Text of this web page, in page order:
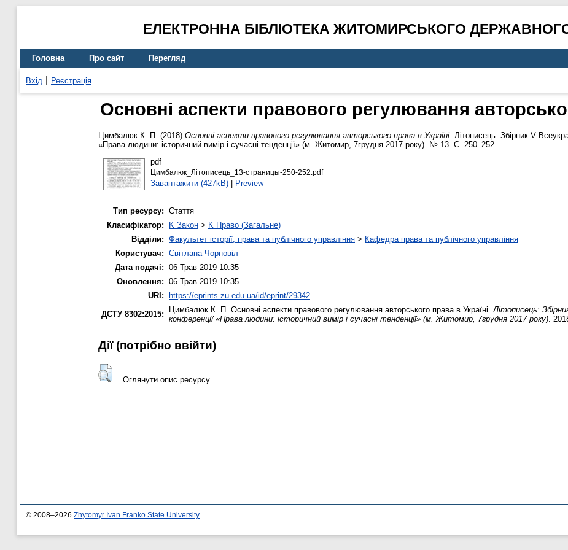
ЕЛЕКТРОННА БІБЛІОТЕКА ЖИТОМИРСЬКОГО
Головна Про сайт Перегляд
Вхід Реєстрація
Основні аспекти правового регулювання
Цимбалюк К. П. (2018) Основні аспекти правового регулювання авторського права в Україні. Літописець: Збірник V
«Права людини: історичний вимір і сучасні тенденції» (м. Житомир, 7грудня 2017 року). № 13. С. 250–252.
pdf
Цимбалюк_Літописець_13-страницы-250-252.pdf
Завантажити (427kB)| Preview
Тип ресурсу: Стаття
Класифікатор:
K Закон > K Право (Загальне)
Відділи: Факультет історії, права та публічного управління > Кафедра права та публічного управління
Користувач: Світлана Чорновіл
Дата подачі: 06 Трав 2019 10:35
Оновлення: 06 Трав 2019 10:35
URI:
https://eprints.zu.edu.ua/id/eprint/29342
ДСТУ 8302:2015:
Цимбалюк К. П. Основні аспекти правового регулювання авторського права в Україні.Літописець:
конференції «Права людини: історичний вимір і сучасні тенденції» (м. Житомир, 7грудня 2017 року).
Дії ​​(потрібно ввійти)
Оглянути опис ресурсу
© 2008–2026 Zhytomyr Ivan Franko State University